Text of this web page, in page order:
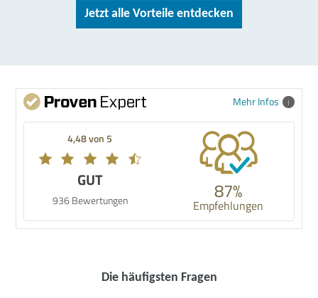
Jetzt alle Vorteile entdecken
Mehr Infos
4,48 von 5
GUT
936 Bewertungen 87%
Empfehlungen
Die häufigsten Fragen